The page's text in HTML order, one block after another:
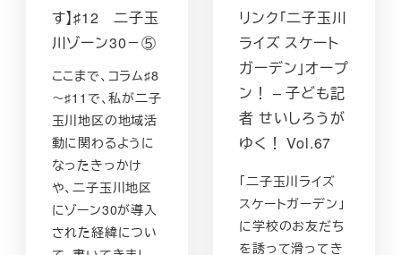
す】♯12 二子玉
川ゾーン30－⑤
ここまで、コラム♯8
～♯11で、私が二子
玉川地区の地域活
動に関わるように
なったきっかけ
や、二子玉川地区
にゾーン30が導入
された経緯につい
リンク「二子玉川
ライズ スケート
ガーデン」オープ
ン！ – 子ども記
者 せいしろうが
ゆく！ Vol.67
「二子玉川ライズ
スケートガーデン」
に学校のお友だち
を誘って滑ってき